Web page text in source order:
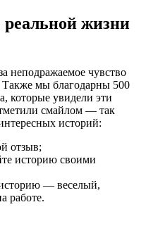
жизни
неподражаемое чувство
мы благодарны 500
которые увидели эти
смайлом — так
историй:
отзыв;
историю своими
— веселый,
работе.